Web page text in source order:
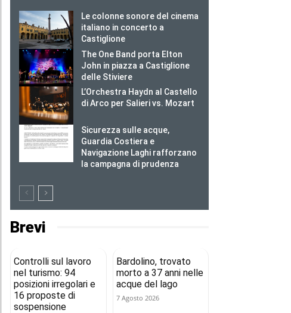
Le colonne sonore del cinema
italiano in concerto a
Castiglione
The One Band porta Elton
John in piazza a Castiglione
delle Stiviere
L’Orchestra Haydn al Castello
di Arco per Salieri vs. Mozart
Sicurezza sulle acque,
Guardia Costiera e
Navigazione Laghi rafforzano
la campagna di prudenza
Brevi
Controlli sul lavoro
nel turismo: 94
posizioni irregolari e
16 proposte di
sospensione
Bardolino, trovato
morto a 37 anni nelle
acque del lago
7 Agosto 2026